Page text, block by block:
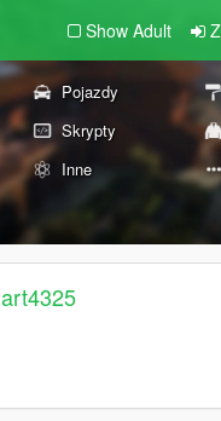
Show Adult
Pojazdy
Skrypty
Inne
art4325